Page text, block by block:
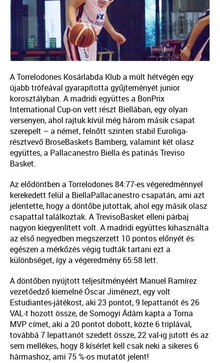
A Torrelodones Kosárlabda Klub a múlt hétvégén egy
újabb trófeával gyarapította gyűjteményét junior
korosztályban. A madridi együttes a BonPrix
International Cup-on vett részt Biellában, egy olyan
versenyen, ahol rajtuk kívül még három másik csapat
szerepelt – a német, felnőtt szinten stabil Euroliga-
résztvevő BroseBaskets Bamberg, valamint két olasz
együttes, a Pallacanestro Biella és patinás Treviso
Basket.
Az elődöntben a Torrelodones 84:77-es végeredménnyel
kerekedett felül a BiellaPallacanestro csapatán, ami azt
jelentette, hogy a döntőbe jutottak, ahol egy másik olasz
csapattal találkoztak. A TrevisoBasket elleni párbaj
nagyon kiegyenlített volt. A madridi együttes kihasználta
az első negyedben megszerzett 10 pontos előnyét és
egészen a mérkőzés végig tudták tartani ezt a
különbséget, így a végeredmény 65:58 lett.
A döntőben nyújtott teljesítményéért Manuel Ramírez
vezetőedző kiemelné Óscar Jiménezt, egy volt
Estudiantes-játékost, aki 23 pontot, 9 lepattanót és 26
VAL-t hozott össze, de Somogyi Ádám kapta a Torna
MVP címet, aki a 20 pontot dobott, közte 6 triplával,
továbbá 7 lepattanót szedett össze, 22 val-ig jutott és az
sem mellékes, hogy 8 kísérlet kell csak neki a sikeres 6
hármashoz, ami 75 %-os mutatót jelent!